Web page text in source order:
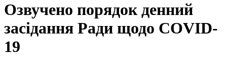
Озвучено порядок денний
засідання Ради щодо COVID-
19